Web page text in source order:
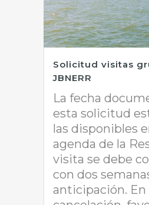
Solicitud visitas
JBNERR
La fecha
esta solicitud
las disponibles
agenda de la
visita se debe
con dos
anticipación. En